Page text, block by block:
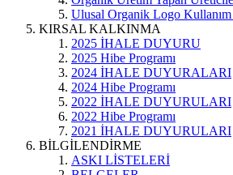
Ulusal Organik Logo Kullanım
KIRSAL KALKINMA
2025 İHALE DUYURU
2025 Hibe Programı
2024 İHALE DUYURALARI
2024 Hibe Programı
2022 İHALE DUYURULARI
2022 Hibe Programı
2021 İHALE DUYURULARI
BİLGİLENDİRME
ASKI LİSTELERİ